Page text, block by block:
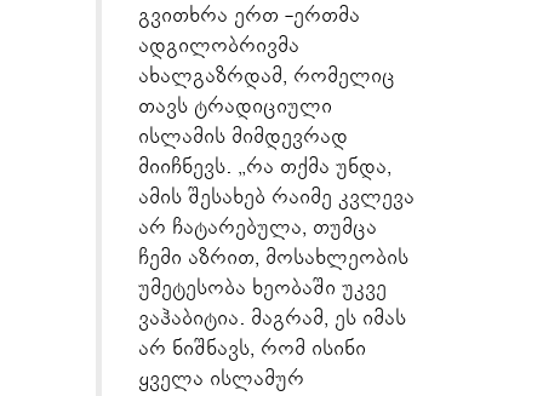
გვითხრა ერთ -ერთმა
ადგილობრივმა
ახალგაზრდამ, რომელიც
თავს ტრადიციული
ისლამის მიმდევრად
მიიჩნევს. „რა თქმა უნდა,
ამის შესახებ რაიმე კვლევა
არ ჩატარებულა, თუმცა
ჩემი აზრით, მოსახლეობის
უმეტესობა ხეობაში უკვე
ვაჰაბიტია. მაგრამ, ეს იმას
არ ნიშნავს, რომ ისინი
ყველა ისლამურ